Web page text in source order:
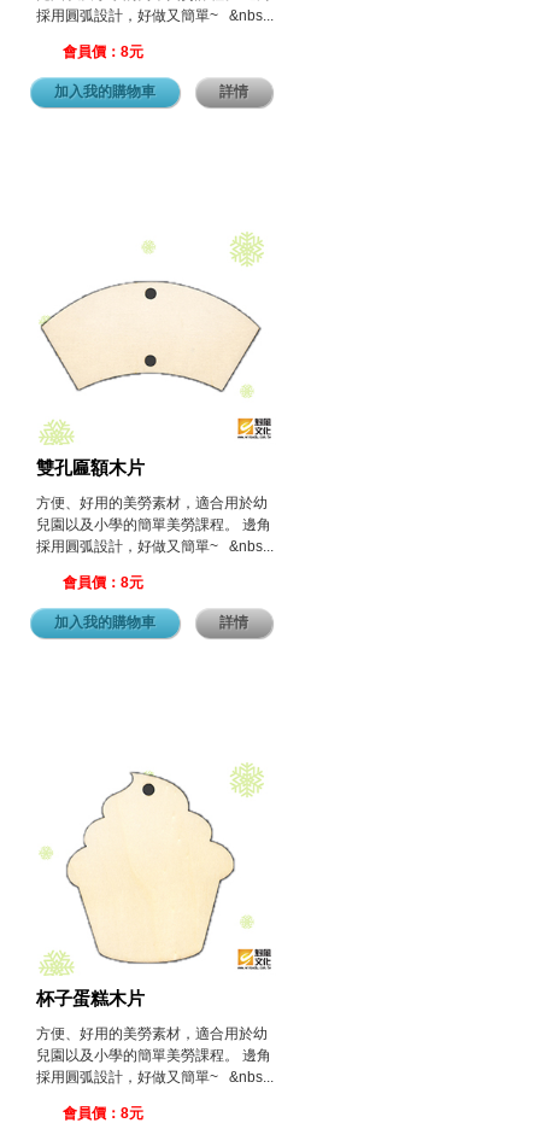
採用圓弧設計，好做又簡單~ &nbs...
會員價：8元
加入我的購物車 詳情
雙孔匾額木片
方便、好用的美勞素材，適合用於幼
兒園以及小學的簡單美勞課程。 邊角
採用圓弧設計，好做又簡單~ &nbs...
會員價：8元
加入我的購物車 詳情
杯子蛋糕木片
方便、好用的美勞素材，適合用於幼
兒園以及小學的簡單美勞課程。 邊角
採用圓弧設計，好做又簡單~ &nbs...
會員價：8元